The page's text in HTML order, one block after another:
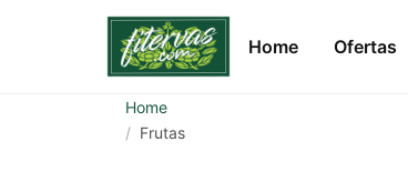
Home Ofertas
Home
Frutas